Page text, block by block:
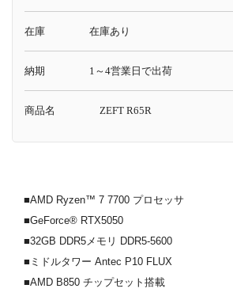
在庫 在庫あり
納期 1～4営業日で出荷
商品名 ZEFT R65R
■AMD Ryzen™ 7 7700 プロセッサ
■GeForce® RTX5050
■32GB DDR5メモリ DDR5-5600
■ミドルタワー Antec P10 FLUX
■AMD B850 チップセット搭載